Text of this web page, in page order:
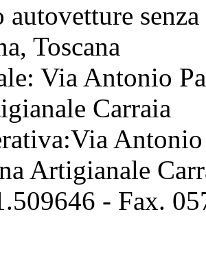
Toscana
Via Antonio
Carraia
Artigianale
- Fax.